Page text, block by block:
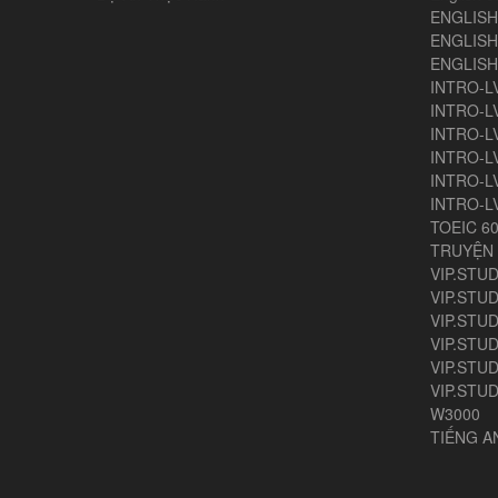
INTRO-
INTRO-
INTRO-
INTRO-
INTRO-
INTRO-
TOEIC
W3000
TIẾNG